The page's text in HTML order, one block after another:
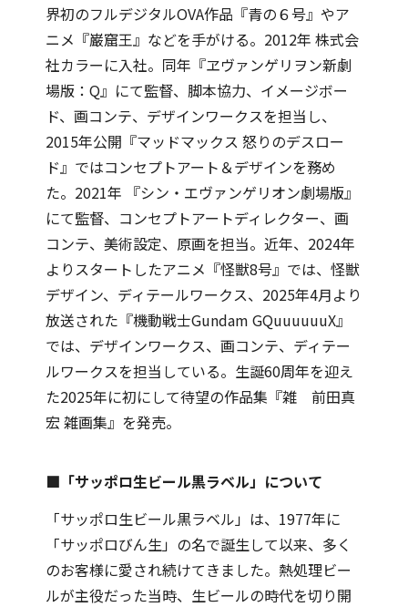
界初のフルデジタルOVA作品『青の６号』やア
ニメ『巌窟王』などを手がける。2012年 株式会
社カラーに入社。同年『ヱヴァンゲリヲン新劇
場版：Q』にて監督、脚本協力、イメージボー
ド、画コンテ、デザインワークスを担当し、
2015年公開『マッドマックス 怒りのデスロー
ド』ではコンセプトアート＆デザインを務め
た。2021年 『シン・エヴァンゲリオン劇場版』
にて監督、コンセプトアートディレクター、画
コンテ、美術設定、原画を担当。近年、2024年
よりスタートしたアニメ『怪獣8号』では、怪獣
デザイン、ディテールワークス、2025年4月より
放送された『機動戦士Gundam GQuuuuuuX』
では、デザインワークス、画コンテ、ディテー
ルワークスを担当している。生誕60周年を迎え
た2025年に初にして待望の作品集『雑 前田真
宏 雑画集』を発売。
■「サッポロ生ビール黒ラベル」について
「サッポロ生ビール黒ラベル」は、1977年に
「サッポロびん生」の名で誕生して以来、多く
のお客様に愛され続けてきました。熱処理ビー
ルが主役だった当時、生ビールの時代を切り開